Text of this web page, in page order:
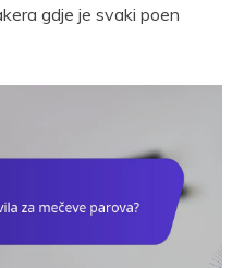
gdje je svaki poen